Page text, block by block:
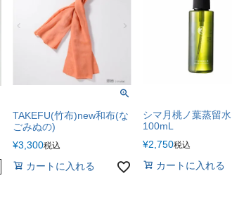
TAKEFU(竹布)new和布(な
ごみぬの)
¥3,300税込
カートに入れる
シマ月桃ノ葉蒸留水
100mL
¥2,750税込
カートに入れる